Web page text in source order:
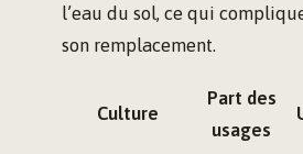
l’eau du sol, ce qui
son remplacement.
Culture
Part des
usages